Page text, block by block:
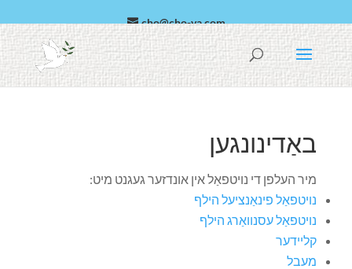
cho@cho-va.com
אַראַביש
español
באַדינונגען
מיר העלפן די נויטפאַל אין אונדזער געגנט מיט:
נויטפאַל פינאַנציעל הילף
נויטפאַל עסנוואַרג הילף
קליידער
מעבל